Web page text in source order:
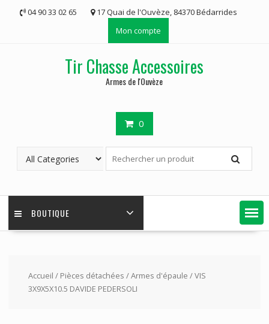
04 90 33 02 65
17 Quai de l'Ouvèze, 84370 Bédarrides
Mon compte
Tir Chasse Accessoires
Armes de l'Ouvèze
0
BOUTIQUE
Accueil / Pièces détachées /Armes d'épaule / VIS
3X9X5X10.5 DAVIDE PEDERSOLI